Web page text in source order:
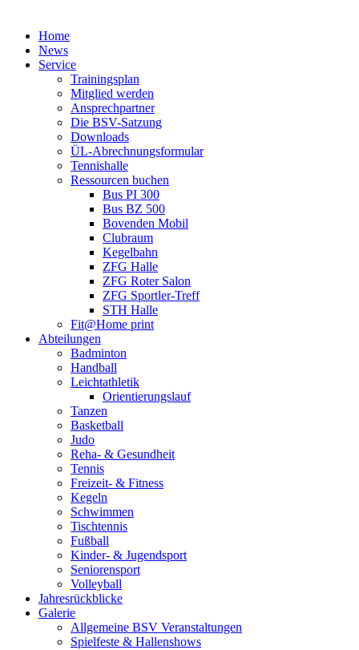
Home
News
Service
Trainingsplan
Mitglied werden
Ansprechpartner
Die BSV-Satzung
Downloads
ÜL-Abrechnungsformular
Tennishalle
Ressourcen buchen
Bus PI 300
Bus BZ 500
Bovenden Mobil
Clubraum
Kegelbahn
ZFG Halle
ZFG Roter Salon
ZFG Sportler-Treff
STH Halle
Fit@Home print
Abteilungen
Badminton
Handball
Leichtathletik
Orientierungslauf
Tanzen
Basketball
Judo
Reha- & Gesundheit
Tennis
Freizeit- & Fitness
Kegeln
Schwimmen
Tischtennis
Fußball
Kinder- & Jugendsport
Seniorensport
Volleyball
Jahresrückblicke
Galerie
Allgemeine BSV Veranstaltungen
Spielfeste & Hallenshows